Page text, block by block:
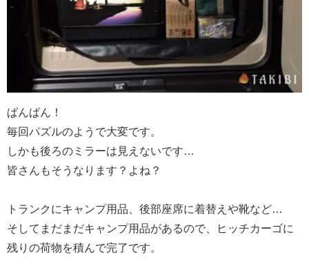
ぱんぱん！
毎回パズルのようで大変です。
しかも後ろのミラーは見えないです…
皆さんもそうなります？よね？
トランクにキャンプ用品、後部座席に着替えや靴など…
そしてまだまだキャンプ用品があるので、ヒッチカーゴに
残りの荷物を積んで完了です。